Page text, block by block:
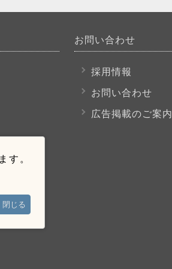
。
閉じる
お問い合わせ
採用情報
お問い合わせ
広告掲載のご案内